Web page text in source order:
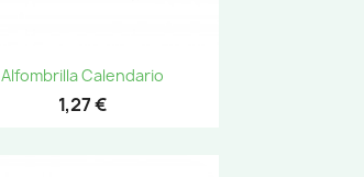
Alfombrilla Calendario
1,27 €
Vista rápida